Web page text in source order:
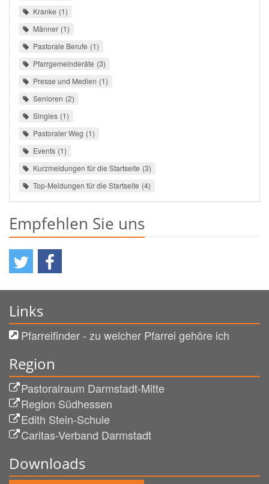
Kranke 1
Männer 1
Pastorale Berufe 1
Pfarrgemeinderäte 3
Presse und Medien 1
Senioren 2
Singles 1
Pastoraler Weg 1
Events 1
Kurzmeldungen für die Startseite 3
Top-Meldungen für die Startseite 4
Empfehlen Sie uns
Links
Pfarreifinder - zu welcher Pfarrei gehöre ich
Region
Pastoralraum Darmstadt-Mitte
Region Südhessen
Edith Stein-Schule
Caritas-Verband Darmstadt
Downloads